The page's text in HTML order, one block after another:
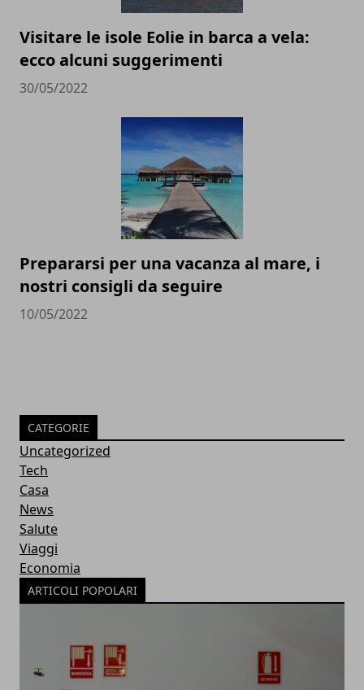
Visitare le isole Eolie in barca a vela:
ecco alcuni suggerimenti
30/05/2022
Prepararsi per una vacanza al mare, i
nostri consigli da seguire
10/05/2022
CATEGORIE
Uncategorized
Tech
Casa
News
Salute
Viaggi
Economia
ARTICOLI POPOLARI